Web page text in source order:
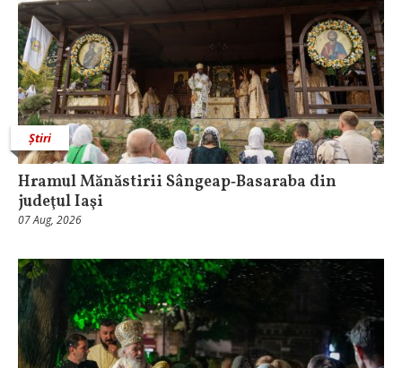
Știri
Hramul Mănăstirii Sângeap‑Basaraba din
judeţul Iaşi
07 Aug, 2026